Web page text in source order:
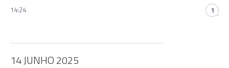
14:24 1
14 JUNHO 2025